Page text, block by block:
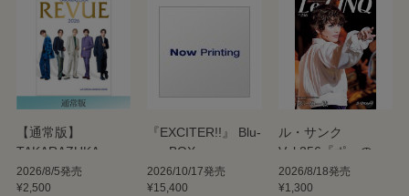
【通常版】
TAKARAZUKA
REVUE 2026
2026/8/5発売
¥2,500
『EXCITER!!』 Blu-
ray BOX
2026/10/17発売
¥15,400
ル・サンク
Vol.256『ポーの一
族』＜雪組＞
2026/8/18発売
¥1,300